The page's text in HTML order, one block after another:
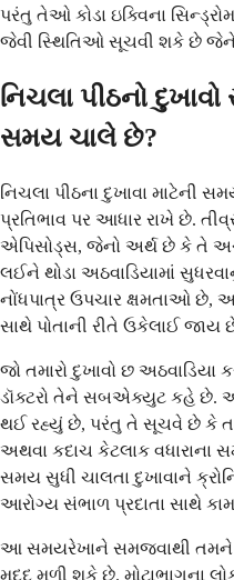
પરંતુ તેઓ કોડા ઇક્વિના
જેવી સ્થિતિઓ સૂચવી શકે છે જેને
નિચલા પીઠનો
સમય ચાલે છે?
નિચલા પીઠના દુખાવા માટેની
પ્રતિભાવ પર આધાર રાખે છે.
એપિસોડ્સ, જેનો અર્થ છે કે તે
લઈને થોડા અઠવાડિયામાં
નોંધપાત્ર ઉપચાર ક્ષમતાઓ
સાથે પોતાની રીતે ઉકેલાઈ જાય
જો તમારો દુખાવો છ
ડૉક્ટરો તેને સબએક્યુટ કહે છે.
થઈ રહ્યું છે, પરંતુ તે સૂચવે છે કે
અથવા કદાચ કેટલાક વધારાના
સમય સુધી ચાલતા દુખાવાને
આરોગ્ય સંભાળ પ્રદાતા સાથે
આ સમયરેખાને સમજવાથી તમને
મદદ મળી શકે છે. મોટાભાગના